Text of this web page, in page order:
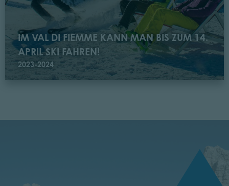
IM VAL DI FIEMME KANN MAN BIS ZUM 14.
APRIL SKI FAHREN!
2023-2024